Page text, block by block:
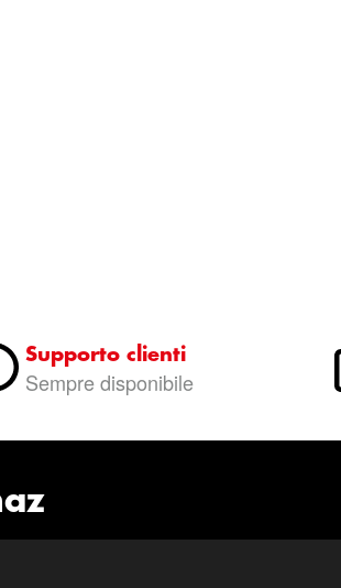
Supporto clienti
Sempre disponibile